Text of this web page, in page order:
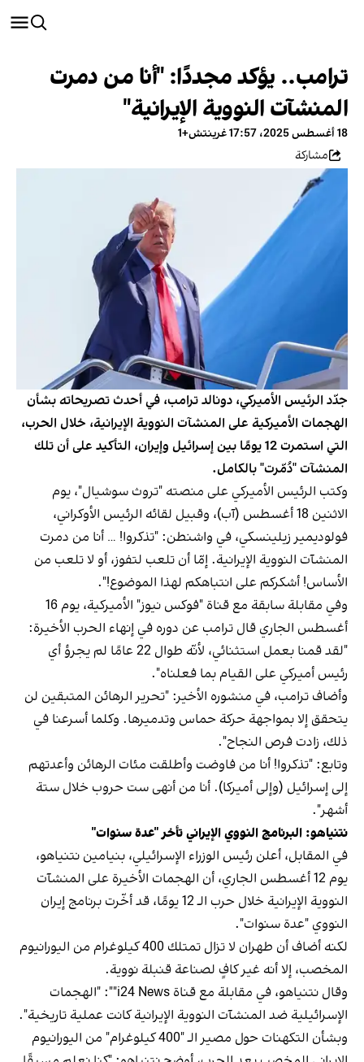
ترامب.. يؤكد مجددًا: "أنا من دمرت
المنشآت النووية الإيرانية"
18 أغسطس 2025، 17:57 غرينتش+1
مشاركة
جدّد الرئيس الأميركي، دونالد ترامب، في أحدث تصريحاته بشأن
الهجمات الأميركية على المنشآت النووية الإيرانية، خلال الحرب،
التي استمرت 12 يومًا بين إسرائيل وإيران، التأكيد على أن تلك
المنشآت "دُمّرت" بالكامل.
وكتب الرئيس الأميركي على منصته "تروث سوشيال"، يوم
الاثنين 18 أغسطس (آب)، وقبيل لقائه الرئيس الأوكراني،
فولوديمير زيلينسكي، في واشنطن: "تذكروا! … أنا من دمرت
المنشآت النووية الإيرانية. إمّا أن تلعب لتفوز، أو لا تلعب من
الأساس! أشكركم على انتباهكم لهذا الموضوع!".
وفي مقابلة سابقة مع قناة "فوكس نيوز" الأميركية، يوم 16
أغسطس الجاري قال ترامب عن دوره في إنهاء الحرب الأخيرة:
"لقد قمنا بعمل استثنائي، لأنّه طوال 22 عامًا لم يجرؤ أي
رئيس أميركي على القيام بما فعلناه".
وأضاف ترامب، في منشوره الأخير: "تحرير الرهائن المتبقين لن
يتحقق إلا بمواجهة حركة حماس وتدميرها. وكلما أسرعنا في
ذلك، زادت فرص النجاح".
وتابع: "تذكروا! أنا من فاوضت وأطلقت مئات الرهائن وأعدتهم
إلى إسرائيل (وإلى أميركا). أنا من أنهى ست حروب خلال ستة
أشهر".
نتنياهو: البرنامج النووي الإيراني تأخر "عدة سنوات"
في المقابل، أعلن رئيس الوزراء الإسرائيلي، بنيامين نتنياهو،
يوم 12 أغسطس الجاري، أن الهجمات الأخيرة على المنشآت
النووية الإيرانية خلال حرب الـ 12 يومًا، قد أخّرت برنامج إيران
النووي "عدة سنوات".
لكنه أضاف أن طهران لا تزال تمتلك 400 كيلوغرام من اليورانيوم
المخصب، إلا أنه غير كافٍ لصناعة قنبلة نووية.
وقال نتنياهو، في مقابلة مع قناة i24 News"": "الهجمات
الإسرائيلية ضد المنشآت النووية الإيرانية كانت عملية تاريخية".
وبشأن التكهنات حول مصير الـ "400 كيلوغرام" من اليورانيوم